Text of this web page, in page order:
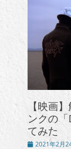
【映画
ンクの
てみた
投 2021年2月